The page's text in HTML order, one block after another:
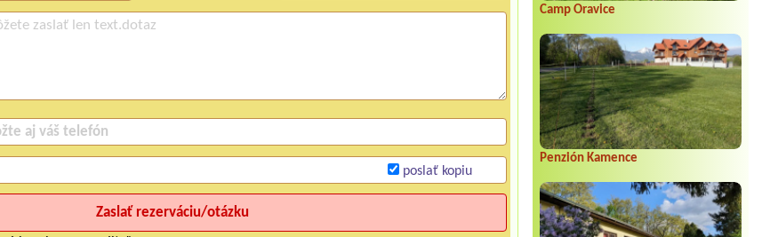
Camp Oravice
Penzión Kamence
poslať kopiu